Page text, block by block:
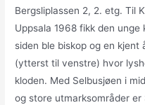
Bergsliplassen 2, 2. etg. Til
Uppsala 1968 fikk den
siden ble biskop og en kjent
(ytterst til venstre) hvor
kloden. Med Selbusjøen i
og store utmarksområder